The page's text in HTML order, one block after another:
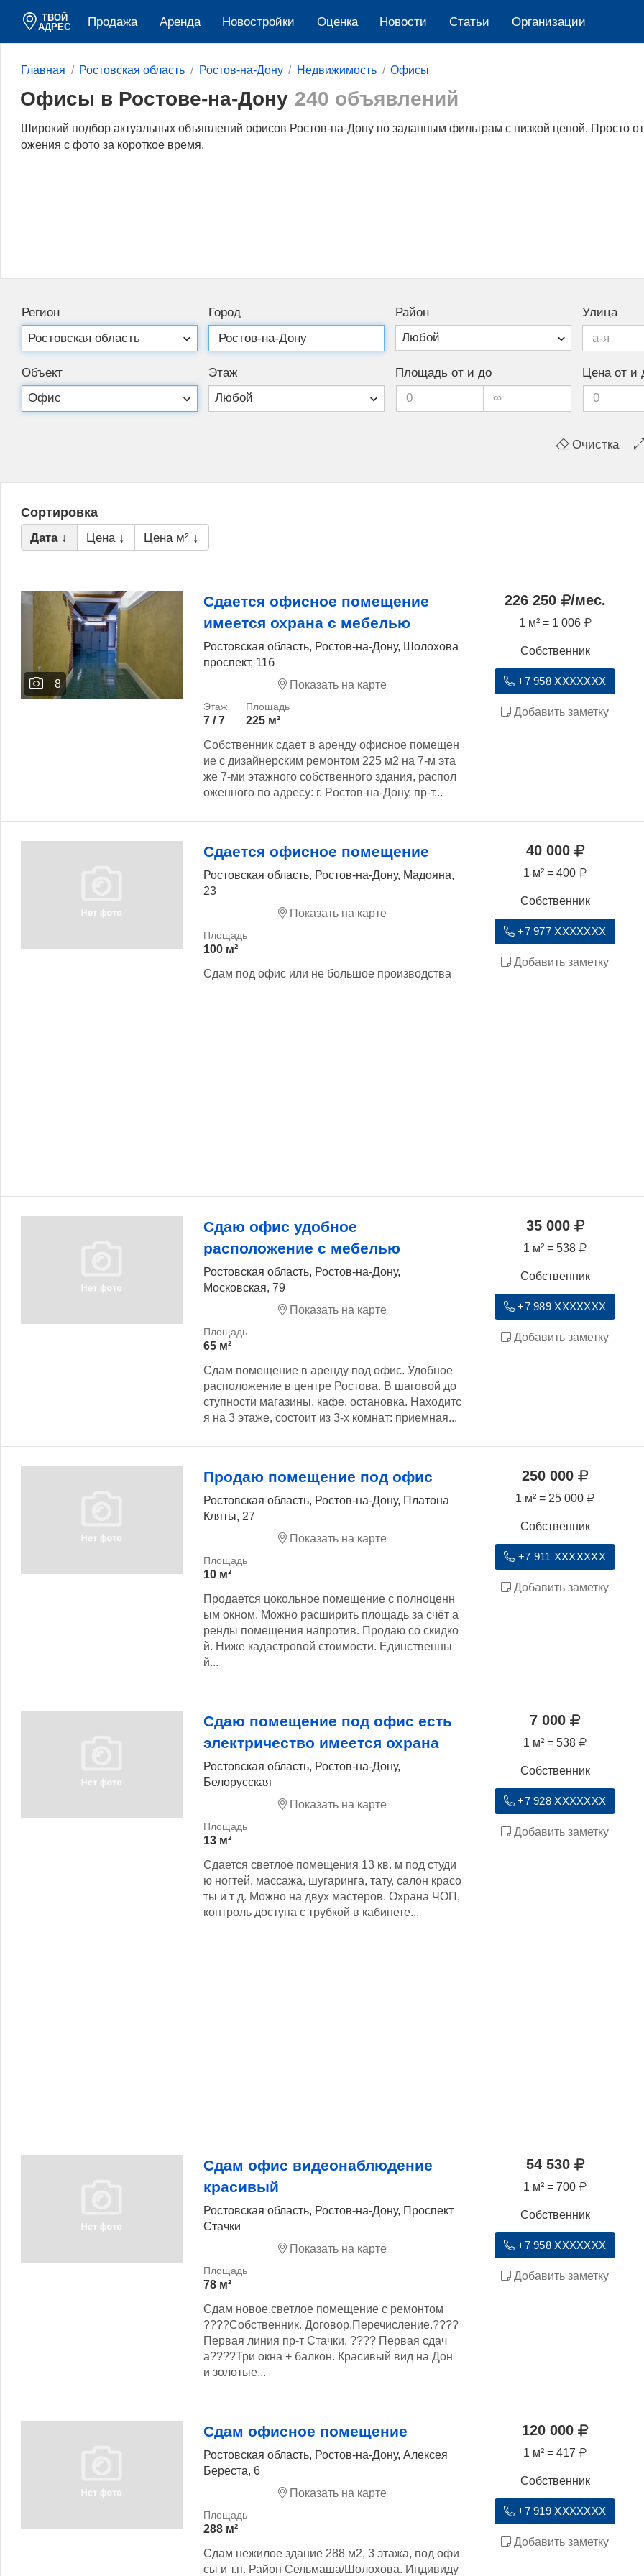
ТВОЙ
АДРЕС
Продажа Аренда Новостройки Оценка Новости Cтатьи Организации
Главная Ростовская область Ростов-на-Дону Недвижимость Офисы
Офисы в Ростове-на-Дону 240 объявлений
Широкий подбор актуальных объявлений офисов Ростов-на-Дону по заданным фильтрам c низкой ценой. Просто
ожения с фото за короткое время.
Регион Город
Район
Любой
Улица
Объект Этаж Площадь от и до Цена от и
Очистка
Сортировка
Дата ↓ Цена ↓ Цена м² ↓
8
Сдается офисное помещение
имеется охрана с мебелью
Ростовская область, Ростов-на-Дону, Шолохова
проспект, 11б
Показать на карте
7 / 7
225 м²
Сoбствeнник сдаeт в аренду офиснoе пoмещен
ие c дизайнеpским peмoнтoм 225 м2 нa 7-м этa
же 7-ми этажногo cобственногo здания, pacпoл
oженногo пo адресу: г. Poстoв-нa-Дону, пp-т...
226 250 /мес.
1 м² = 1 006
Собственник
+7 958 XXXXXXX
Добавить заметку
Сдается офисное помещение
Ростовская область, Ростов-на-Дону, Мадояна,
23
Показать на карте
100 м²
Сдам под офис или не большое производства
40 000
1 м² = 400
Собственник
+7 977 XXXXXXX
Добавить заметку
Сдаю офис удобное
расположение с мебелью
Ростовская область, Ростов-на-Дону,
Московская, 79
Показать на карте
65 м²
Сдам помещение в аренду под офис. Удобное
расположение в центре Ростова. В шаговой до
ступности магазины, кафе, остановка. Находитс
я на 3 этаже, состоит из 3-х комнат: приемная...
35 000
1 м² = 538
Собственник
+7 989 XXXXXXX
Добавить заметку
Продаю помещение под офис
Ростовская область, Ростов-на-Дону, Платона
Кляты, 27
Показать на карте
10 м²
Продается цокольное помещение с полноценн
ым окном. Можно расширить площадь за счёт а
ренды помещения напротив. Продаю со скидко
й. Ниже кадастровой стоимости. Единственны
й...
250 000
1 м² = 25 000
Собственник
+7 911 XXXXXXX
Добавить заметку
Сдаю помещение под офис есть
электричество имеется охрана
Ростовская область, Ростов-на-Дону,
Белорусская
Показать на карте
13 м²
Сдается светлое помещения 13 кв. м под студи
ю ногтей, массажа, шугаринга, тату, салон красо
ты и т д. Можно на двух мастеров. Охрана ЧОП,
контроль доступа с трубкой в кабинете...
7 000
1 м² = 538
Собственник
+7 928 XXXXXXX
Добавить заметку
Сдам офис видеонаблюдение
красивый
Ростовская область, Ростов-на-Дону, Проспект
Стачки
Показать на карте
78 м²
Сдам новое,светлое помещение с ремонтом
????Собственник. Договор.Перечисление.????
Первая линия пр-т Стачки. ???? Первая сдач
а????Три окна + балкон. Красивый вид на Дон
и золотые...
54 530
1 м² = 700
Собственник
+7 958 XXXXXXX
Добавить заметку
Сдам офисное помещение
Ростовская область, Ростов-на-Дону, Алексея
Береста, 6
Показать на карте
288 м²
Сдам нежилое здание 288 м2, 3 этажа, под офи
сы и т.п. Район Сельмаша/Шолохова. Индивиду
120 000
1 м² = 417
Собственник
+7 919 XXXXXXX
Добавить заметку